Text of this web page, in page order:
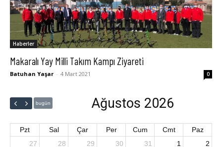
Haberler
Makaralı Yay Milli Takım Kampı Ziyareti
Batuhan Yaşar - 4 Mart 2021 0
bugün Ağustos 2026
Pzt Sal Çar Per Cum Cmt
Paz
27
28 29 30 31 1 2